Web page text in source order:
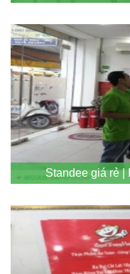
Standee giá rẻ |